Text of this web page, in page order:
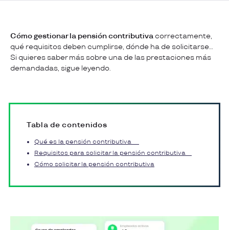
Cómo gestionar la pensión contributiva correctamente,
qué requisitos deben cumplirse, dónde ha de solicitarse…
Si quieres saber más sobre una de las prestaciones más
demandadas, sigue leyendo.
Tabla de contenidos
Qué es la pensión contributiva
Requisitos para solicitar la pensión contributiva
Cómo solicitar la pensión contributiva